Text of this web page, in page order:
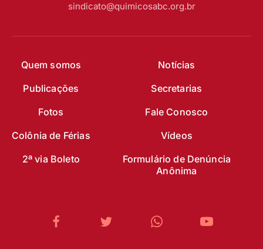
Quem somos
Notícias
Publicações
Secretarias
Fotos
Fale Conosco
Colônia de Férias
Vídeos
2ª via Boleto
Formulário de Denúncia
Anônima
sindicato@quimicosabc.org.br